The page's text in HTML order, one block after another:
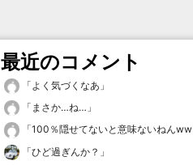
最近のコメント
「よく気づくなあ 」
「 まさか…ね… 」
「100％隠せてないと意味ないねんww
「ひど過ぎんか？ 」